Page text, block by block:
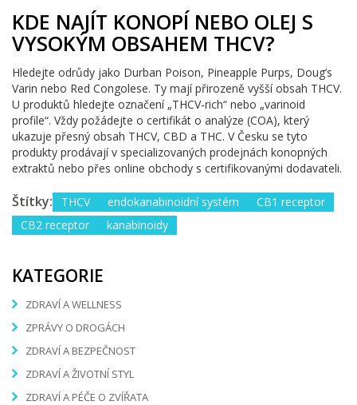
KDE NAJÍT KONOPÍ NEBO OLEJ S
VYSOKÝM OBSAHEM THCV?
Hledejte odrůdy jako Durban Poison, Pineapple Purps, Doug’s
Varin nebo Red Congolese. Ty mají přirozeně vyšší obsah THCV.
U produktů hledejte označení „THCV-rich“ nebo „varinoid
profile“. Vždy požádejte o certifikát o analýze (COA), který
ukazuje přesný obsah THCV, CBD a THC. V Česku se tyto
produkty prodávají v specializovaných prodejnách konopných
extraktů nebo přes online obchody s certifikovanými dodavateli.
Štítky: THCV endokanabinoidní systém
CB1 receptor
CB2 receptor
kanabinoidy
KATEGORIE
ZDRAVÍ A WELLNESS
ZPRÁVY O DROGÁCH
ZDRAVÍ A BEZPEČNOST
ZDRAVÍ A ŽIVOTNÍ STYL
ZDRAVÍ A PÉČE O ZVÍŘATA